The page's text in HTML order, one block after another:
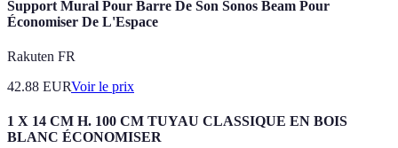
Support Mural Pour Barre De Son Sonos Beam Pour
Économiser De L'Espace
Rakuten FR
42.88 EURVoir le prix
1 X 14 CM H. 100 CM TUYAU CLASSIQUE EN BOIS
BLANC ÉCONOMISER